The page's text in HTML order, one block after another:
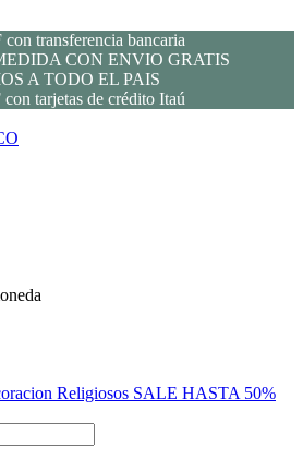
transferencia bancaria
CON ENVIO GRATIS
A TODO EL PAIS
tarjetas de crédito Itaú
Religiosos SALE HASTA 50%